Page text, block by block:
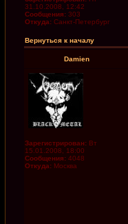
31.10.2008, 12:42
Сообщения: 303
Откуда: Санкт-Петербург
Вернуться к началу
Damien
Зарегистрирован: Вт
15.01.2008, 18:00
Сообщения: 4048
Откуда: Москва